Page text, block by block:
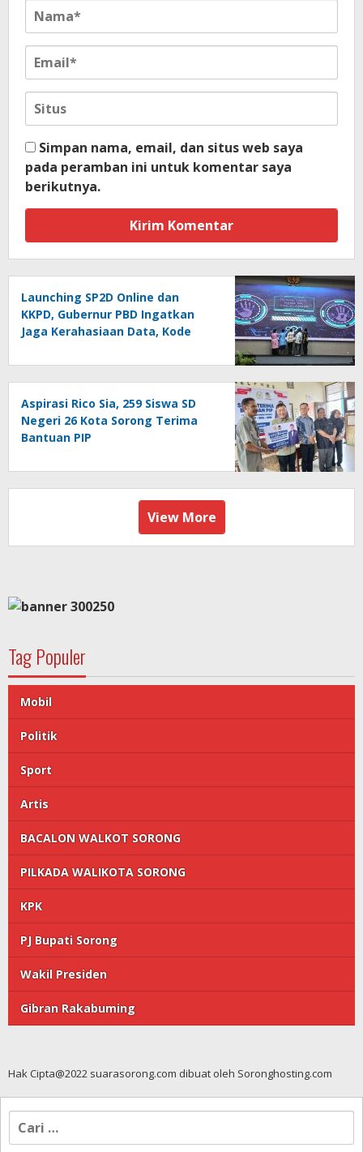
Simpan nama, email, dan situs web saya
pada peramban ini untuk komentar saya
berikutnya.
Launching SP2D Online dan
KKPD, Gubernur PBD Ingatkan
Jaga Kerahasiaan Data, Kode
Aspirasi Rico Sia, 259 Siswa SD
Negeri 26 Kota Sorong Terima
Bantuan PIP
View More
Tag Populer
Mobil
Politik
Sport
Artis
BACALON WALKOT SORONG
PILKADA WALIKOTA SORONG
KPK
PJ Bupati Sorong
Wakil Presiden
Gibran Rakabuming
Hak Cipta@2022 suarasorong.com dibuat oleh Soronghosting.com
Cari
untuk: